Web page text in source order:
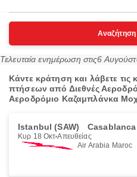
Τελευταία ενημέρωση στις6
Κάντε κράτηση και λάβετε
πτήσεων από Διεθνές
Αεροδρόμιο Καζαμπλάνκα
Istanbul (SAW) Casablanca
Κυρ 18 Οκτ Απευθείας
Air Arabia Maroc